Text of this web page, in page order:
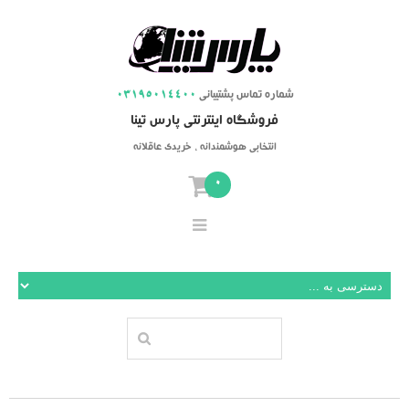
03195014400 شماره تماس پشتیبانی
فروشگاه اینترنتی پارس تینا
انتخابی هوشمندانه ، خریدی عاقلانه
0